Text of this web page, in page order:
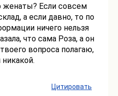
женаты? Если совсем
а если давно, то по
ничего нельзя
что сама Роза, а он
вопроса полагаю,
Цитировать